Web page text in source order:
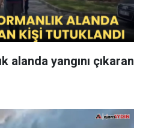
alanda yangını çıkaran